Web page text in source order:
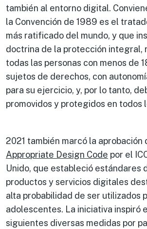
también al entorno digital.
la Convención de 1989 es el
más ratificado del mundo, y que
doctrina de la protección integral,
todas las personas con menos de
sujetos de derechos, con
para su ejercicio, y, por lo tanto,
promovidos y protegidos en todos
2021 también marcó la aprobación
Appropriate Design Code por el
Unido, que estableció estándares
productos y servicios digitales
alta probabilidad de ser utilizados
adolescentes. La iniciativa inspiró
siguientes diversas medidas por